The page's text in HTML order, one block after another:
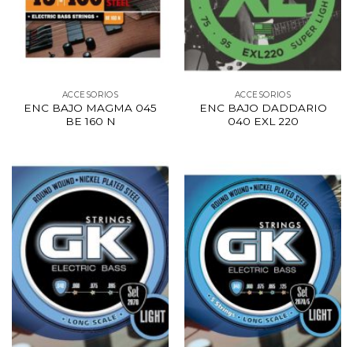
ACCESORIOS
ENC BAJO MAGMA 045
BE 160 N
ACCESORIOS
ENC BAJO DADDARIO
040 EXL 220